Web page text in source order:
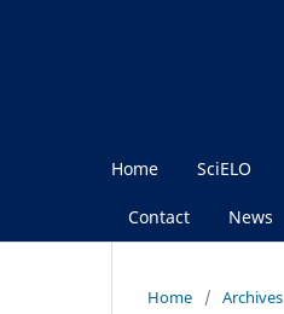
Home SciELO
Contact News
Home / Archives